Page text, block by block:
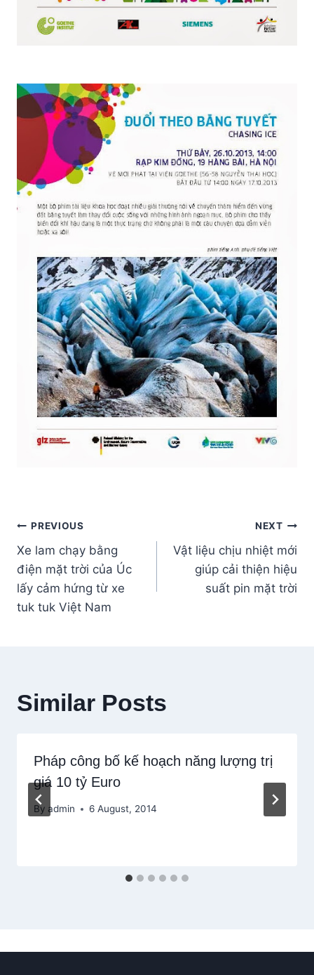
Post
navigation
PREVIOUS
Xe lam chạy bằng
điện mặt trời của Úc
lấy cảm hứng từ xe
tuk tuk Việt Nam
NEXT
Vật liệu chịu nhiệt mới
giúp cải thiện hiệu
suất pin mặt trời
Similar Posts
Pháp công bố kế hoạch năng lượng trị
giá 10 tỷ Euro
By admin 6 August, 2014